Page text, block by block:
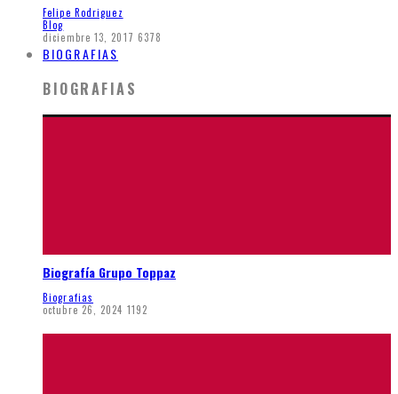
Felipe Rodriguez
Blog
diciembre 13, 2017 6378
BIOGRAFIAS
BIOGRAFIAS
Biografía Grupo Toppaz
Biografias
octubre 26, 2024 1192